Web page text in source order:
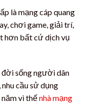
là mạng cáp quang
chơi game, giải trí,
hơn bất cứ dịch vụ
đời sống người dân
cầu sử dụng
vì thếnhà mạng